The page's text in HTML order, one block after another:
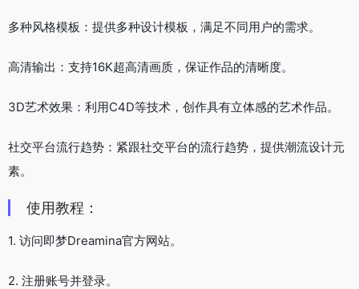
多种风格模板：提供多种设计模板，满足不同用户的需求。
高清输出：支持16K超高清画质，保证作品的清晰度。
3D艺术效果：利用C4D等技术，创作具有立体感的艺术作品。
社交平台流行趋势：紧跟社交平台的流行趋势，提供潮流设计元
素。
使用教程：
1. 访问即梦Dreamina官方网站。
2. 注册账号并登录。